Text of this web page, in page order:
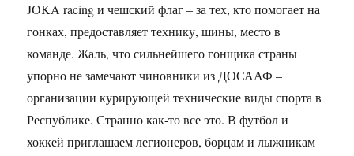
JOKA racing и чешский флаг – за тех, кто помогает на
гонках, предоставляет технику, шины, место в
команде. Жаль, что сильнейшего гонщика страны
упорно не замечают чиновники из ДОСААФ –
организации курирующей технические виды спорта в
Республике. Странно как-то все это. В футбол и
хоккей приглашаем легионеров, борцам и лыжникам